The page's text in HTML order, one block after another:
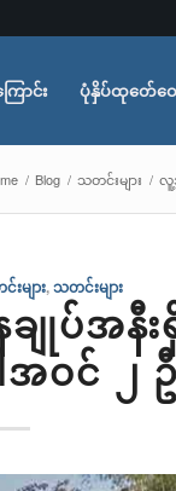
ာင်း ပုံနှိပ်ထုတ်ေဝ
/ Blog / သတင်းများ / လူ့
များ,သတင်းများ
ျုပ်အနီး
အဝင် ၂